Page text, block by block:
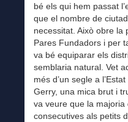
bé els qui hem passat
que el nombre de
necessitat. Això obre la
Pares Fundadors i per
va bé equiparar els
semblaria natural. Vet
més d’un segle a
Gerry, una mica brut i
va veure que la
consecutives als petits